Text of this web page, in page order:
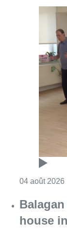
04 août 2026
house